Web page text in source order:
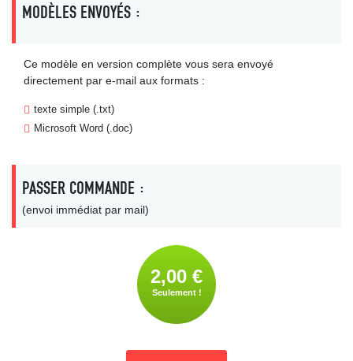
MODÈLES ENVOYÉS :
Ce modèle en version complète vous sera envoyé
directement par e-mail aux formats :
texte simple (.txt)
Microsoft Word (.doc)
PASSER COMMANDE :
(envoi immédiat par mail)
2,00 €
Seulement !